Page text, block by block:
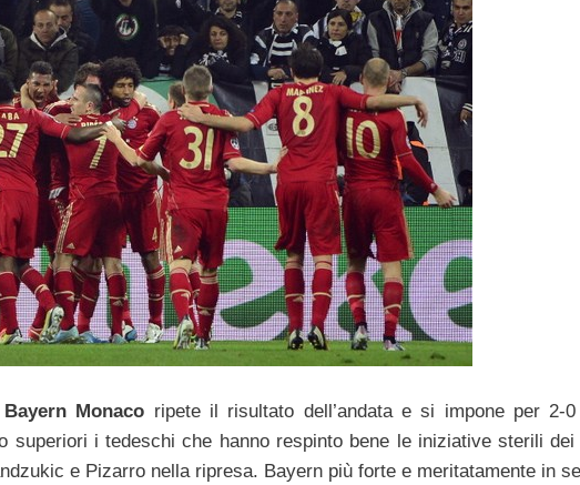
Bayern Monaco ripete il risultato dell’andata e si impone per 2-
superiori i tedeschi che hanno respinto bene le iniziative sterili dei
e Pizarro nella ripresa. Bayern più forte e meritatamente in